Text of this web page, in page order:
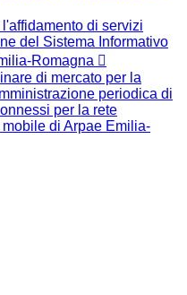
di servizi
del Sistema Informativo
Romagna
di mercato per la
periodica di
per la rete
di Arpae Emilia-